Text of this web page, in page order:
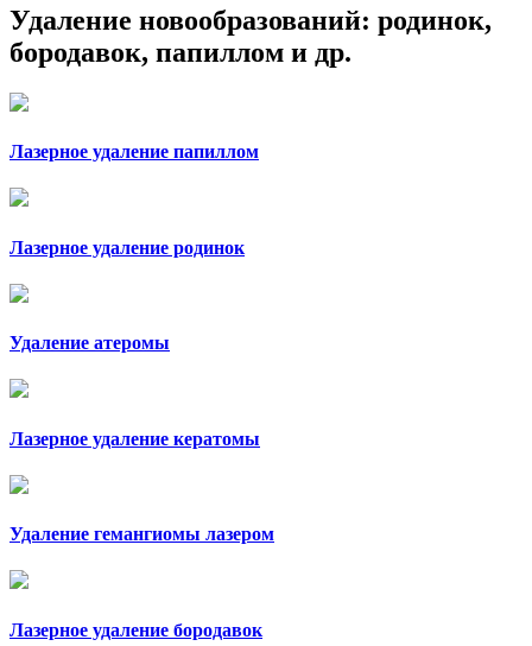
Удаление новообразований: родинок,
бородавок, папиллом и др.
Лазерное удаление папиллом
Лазерное удаление родинок
Удаление атеромы
Лазерное удаление кератомы
Удаление гемангиомы лазером
Лазерное удаление бородавок